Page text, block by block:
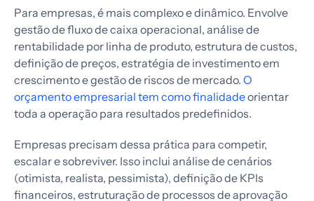
Para empresas, é mais complexo e dinâmico. Envolve
gestão de fluxo de caixa operacional, análise de
rentabilidade por linha de produto, estrutura de custos,
definição de preços, estratégia de investimento em
crescimento e gestão de riscos de mercado. O
orçamento empresarial tem como finalidadeorientar
toda a operação para resultados predefinidos.
Empresas precisam dessa prática para competir,
escalar e sobreviver. Isso inclui análise de cenários
(otimista, realista, pessimista), definição de KPIs
financeiros, estruturação de processos de aprovação